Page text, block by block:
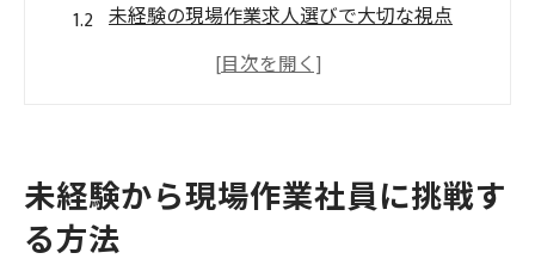
未経験の現場作業求人選びで大切な視点
社員として現場作業を始める未経験者向き
未経験歓迎の現場作業に社員で挑戦する流
れ
未経験から現場作業社員に挑戦す
る方法